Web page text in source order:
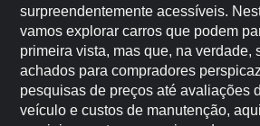
surpreendentemente acessíveis.
vamos explorar carros que podem
primeira vista, mas que, na verdade,
achados para compradores
pesquisas de preços até avaliações
veículo e custos de manutenção,